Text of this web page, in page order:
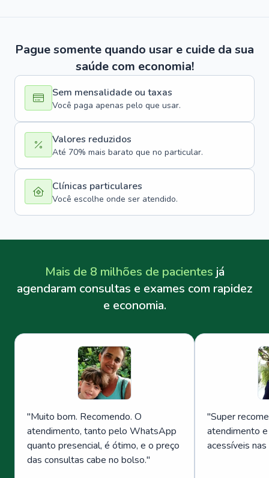
Pague somente quando usar e cuide da sua
saúde com economia!
Sem mensalidade ou taxas
Você paga apenas pelo que usar.
Valores reduzidos
Até 70% mais barato que no particular.
Clínicas particulares
Você escolhe onde ser atendido.
Mais de 8 milhões de pacientes já
agendaram consultas e exames com rapidez
e economia.
"Muito bom. Recomendo. O
atendimento, tanto pelo WhatsApp
quanto presencial, é ótimo, e o preço
das consultas cabe no bolso."
"Super
atendimento
acessíveis